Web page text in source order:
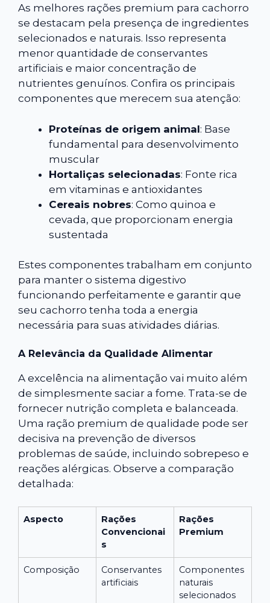
As melhores rações premium para cachorro
se destacam pela presença de ingredientes
selecionados e naturais. Isso representa
menor quantidade de conservantes
artificiais e maior concentração de
nutrientes genuínos. Confira os principais
componentes que merecem sua atenção:
Proteínas de origem animal: Base
fundamental para desenvolvimento
muscular
Hortaliças selecionadas: Fonte rica
em vitaminas e antioxidantes
Cereais nobres: Como quinoa e
cevada, que proporcionam energia
sustentada
Estes componentes trabalham em conjunto
para manter o sistema digestivo
funcionando perfeitamente e garantir que
seu cachorro tenha toda a energia
necessária para suas atividades diárias.
A Relevância da Qualidade Alimentar
A excelência na alimentação vai muito além
de simplesmente saciar a fome. Trata-se de
fornecer nutrição completa e balanceada.
Uma ração premium de qualidade pode ser
decisiva na prevenção de diversos
problemas de saúde, incluindo sobrepeso e
reações alérgicas. Observe a comparação
detalhada:
Aspecto
Rações
Convencionai
s
Rações
Premium
Composição
Conservantes
artificiais
Componentes
naturais
selecionados